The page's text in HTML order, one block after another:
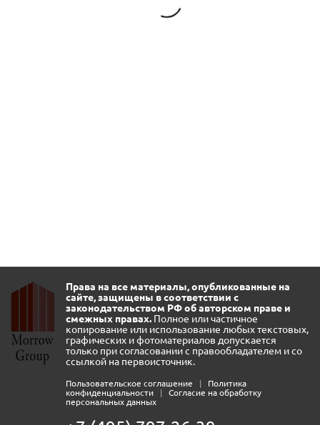
Права на все материалы, опубликованные на
сайте, защищены в соответствии с
законодательством РФ об авторском праве и
смежных правах. Полное или частичное
копирование или использование любых текстовых,
графических и фотоматериалов допускается
только при согласовании с правообладателем и со
ссылкой на первоисточник.
Пользовательское соглашение |
Политика
конфиденциальности
|
Согласие на обработку
персональных данных